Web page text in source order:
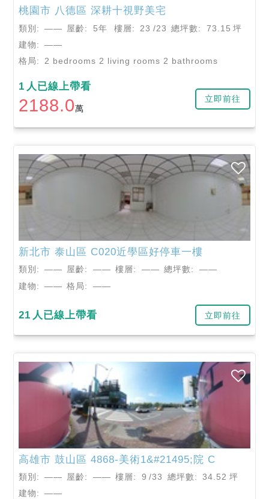
桃園市 八德區 深耕十視野美宅
類別: —— 屋齡: 5年 樓層: 23 /23 總坪數: 73.15 坪
建物:
——
格局:
2 bedrooms 2 living rooms 2 bathrooms
1 人已線上帶看
2188.0萬
立即前往
新北市 泰山區 C020近學區好停車一樓
類別: —— 屋齡: —— 樓層: —— 總坪數:
——
建物:
—— 格局: ——
21 人已線上帶看 立即前往
高雄市 鼓山區 4868-美術1&#21495;院 C
類別: —— 屋齡: —— 樓層: 9 /33 總坪數: 34.52 坪
建物:
——